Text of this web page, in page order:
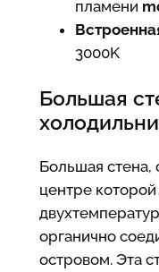
пламени
3000K
Большая
Большая стена,
центре
органично
островом. Эта